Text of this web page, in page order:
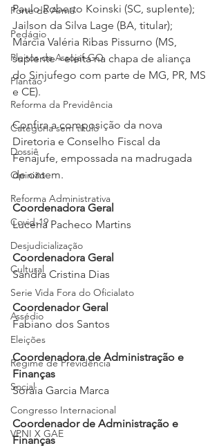
Porte de Arma
Pedágio
Pleitos da Assojaf-GO
Plantão
Reforma da Previdência
Categoria sem título
Dossiê
Opinião
Reforma Administrativa
Covid-19
Desjudicialização
Cultural
Serie Vida Fora do Oficialato
Assédio
Eleições
Regime de Previdência
Social
Congresso Internacional
VPNI X GAE
Paulo Roberto Koinski (SC, suplente);
Jailson da Silva Lage (BA, titular);
Márcia Valéria Ribas Pissurno (MS,
suplente - eleita na chapa de aliança
do Sinjufego com parte de MG, PR, MS
e CE).
Confira a composição da nova
Diretoria e Conselho Fiscal da
Fenajufe, empossada na madrugada
de ontem.
Coordenadora Geral
Lucena Pacheco Martins
Coordenadora Geral
Sandra Cristina Dias
Coordenador Geral
Fabiano dos Santos
Coordenadora de Administração e
Finanças
Soraia Garcia Marca
Coordenador de Administração e
Finanças